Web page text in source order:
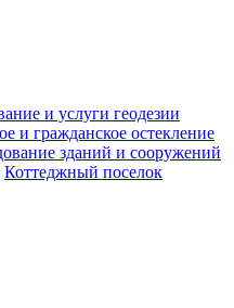
и услуги геодезии
и гражданское остекление
зданий и сооружений
Коттеджный поселок